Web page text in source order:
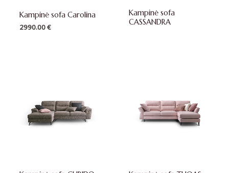
Kampinė sofa Carolina
2990.00€
Kampinė sofa
CASSANDRA